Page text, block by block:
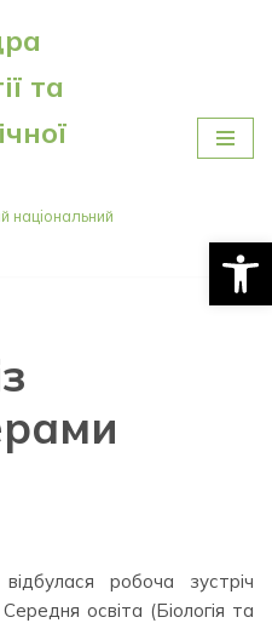
та
національний
робоча зустріч
освіта (Біологія та